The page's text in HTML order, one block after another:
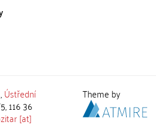
,Ústřední
116 36
[at]
Theme by